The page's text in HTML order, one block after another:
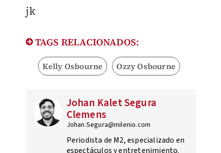
jk
TAGS RELACIONADOS:
Kelly Osbourne Ozzy Osbourne
Johan Kalet Segura
Clemens
Johan.Segura@milenio.com
Periodista de M2, especializado en
espectáculos y entretenimiento.